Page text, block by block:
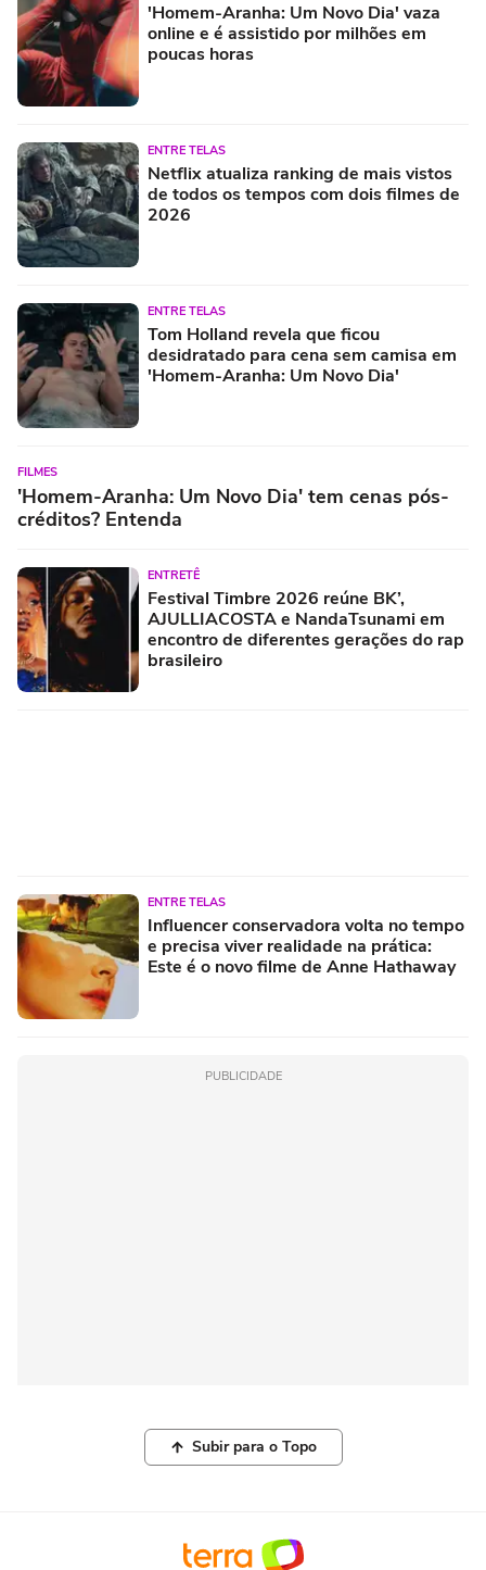
'Homem-Aranha: Um Novo Dia' vaza
online e é assistido por milhões em
poucas horas
ENTRE TELAS
Netflix atualiza ranking de mais vistos
de todos os tempos com dois filmes de
2026
ENTRE TELAS
Tom Holland revela que ficou
desidratado para cena sem camisa em
'Homem-Aranha: Um Novo Dia'
FILMES
'Homem-Aranha: Um Novo Dia' tem cenas pós-
créditos? Entenda
ENTRETÊ
Festival Timbre 2026 reúne BK’,
AJULLIACOSTA e NandaTsunami em
encontro de diferentes gerações do rap
brasileiro
ENTRE TELAS
Influencer conservadora volta no tempo
e precisa viver realidade na prática:
Este é o novo filme de Anne Hathaway
PUBLICIDADE
Subir para o Topo